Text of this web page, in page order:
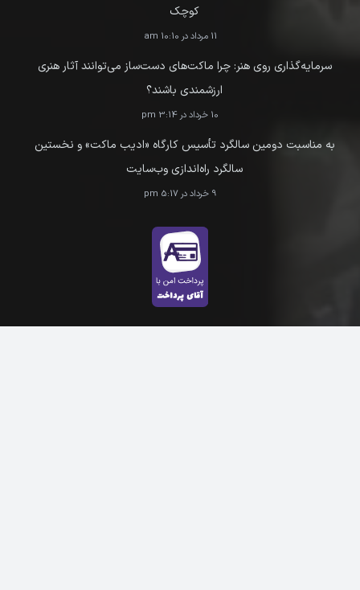
کوچک
11 مرداد در 10:10 am
سرمایه‌گذاری روی هنر: چرا ماکت‌های دست‌ساز می‌توانند آثار هنری
ارزشمندی باشند؟
10 خرداد در 3:14 pm
به مناسبت دومین سالگرد تأسیس کارگاه «ادیب ماکت» و نخستین
سالگرد راه‌اندازی وب‌سایت
9 خرداد در 5:17 pm